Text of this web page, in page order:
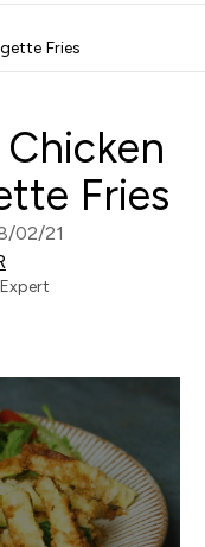
Fries
Fries
02/21